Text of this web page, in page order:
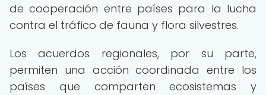
de cooperación entre países para la lucha
contra el tráfico de fauna y flora silvestres.
Los acuerdos regionales, por su parte,
permiten una acción coordinada entre los
países que comparten ecosistemas y